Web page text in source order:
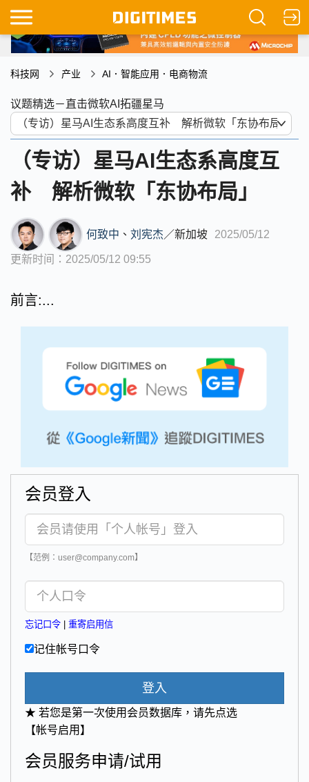
科技网 产业 AI．智能应用．电商物流
议题精选－直击微软AI拓疆星马
（专访）星马AI生态系高度互
补 解析微软「东协布局」
何致中 、 刘宪杰／新加坡 2025/05/12
更新时间：2025/05/12 09:55
前言:...
会员登入
【范例：user@company.com】
忘记口令 重寄启用信
记住帐号口令
登入
★ 若您是第一次使用会员数据库，请先点选
【帐号启用】
会员服务申请/试用